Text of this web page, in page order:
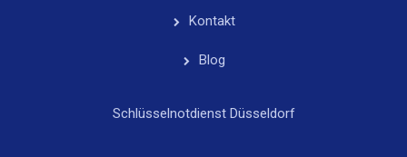
Kontakt
Blog
Schlüsselnotdienst Düsseldorf